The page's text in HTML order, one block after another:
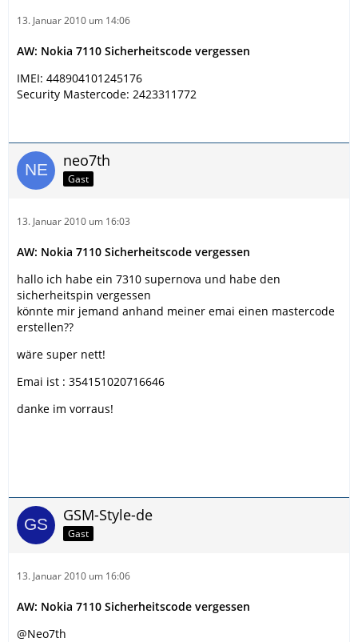
13. Januar 2010 um 14:06
AW: Nokia 7110 Sicherheitscode vergessen
IMEI: 448904101245176
Security Mastercode: 2423311772
neo7th
Gast
13. Januar 2010 um 16:03
AW: Nokia 7110 Sicherheitscode vergessen
hallo ich habe ein 7310 supernova und habe den
sicherheitspin vergessen
könnte mir jemand anhand meiner emai einen mastercode
erstellen??
wäre super nett!
Emai ist : 354151020716646
danke im vorraus!
GSM-Style-de
Gast
13. Januar 2010 um 16:06
AW: Nokia 7110 Sicherheitscode vergessen
@Neo7th